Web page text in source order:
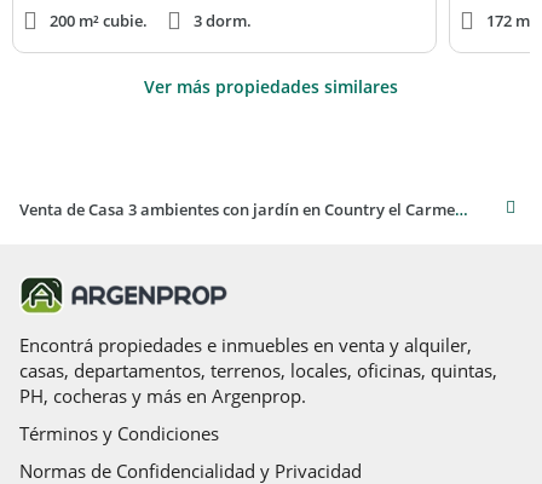
200 m² cubie.
3 dorm. 172
Ver más propiedades similares
Venta de Casa 3 ambientes con jardín en Country el Carmen Hudson- Berazategui
Encontrá propiedades e inmuebles en venta y alquiler,
casas, departamentos, terrenos, locales, oficinas, quintas,
PH, cocheras y más en Argenprop.
Términos y Condiciones
Normas de Confidencialidad y Privacidad